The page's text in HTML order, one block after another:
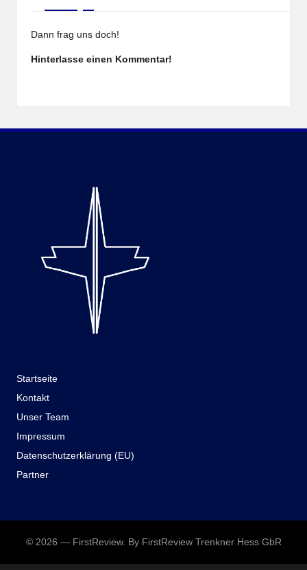
Dann frag uns doch!
Hinterlasse einen Kommentar!
Startseite
Kontakt
Unser Team
Impressum
Datenschutzerklärung (EU)
Partner
© 2026 — FirstReview. By FirstReview Trenkner Hess GbR